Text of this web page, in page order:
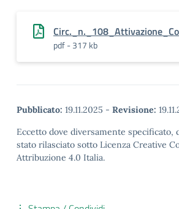
pdf - 317 kb
Pubblicato: 19.11.2025 - Revisione:
Eccetto dove diversamente specificato,
stato rilasciato sotto Licenza Creative
Attribuzione 4.0 Italia.